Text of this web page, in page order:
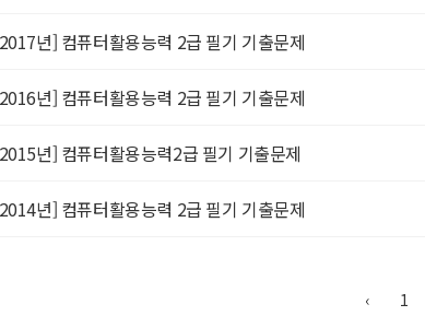
년] 컴퓨터활용능력 2급 필기 기출문제
년] 컴퓨터활용능력 2급 필기 기출문제
년] 컴퓨터활용능력2급 필기 기출문제
년] 컴퓨터활용능력 2급 필기 기출문제
‹ 1